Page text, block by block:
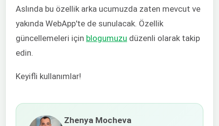
Aslında bu özellik arka ucumuzda zaten mevcut ve
yakında WebApp'te de sunulacak. Özellik
güncellemeleri için blogumuzu düzenli olarak takip
edin.
Keyifli kullanımlar!
Zhenya Mocheva